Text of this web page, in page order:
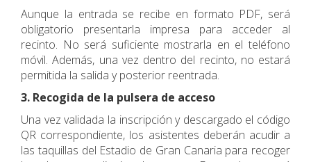
Aunque la entrada se recibe en formato PDF, será
obligatorio presentarla impresa para acceder al
recinto. No será suficiente mostrarla en el teléfono
móvil. Además, una vez dentro del recinto, no estará
permitida la salida y posterior reentrada.
3. Recogida de la pulsera de acceso
Una vez validada la inscripción y descargado el código
QR correspondiente, los asistentes deberán acudir a
las taquillas del Estadio de Gran Canaria para recoger